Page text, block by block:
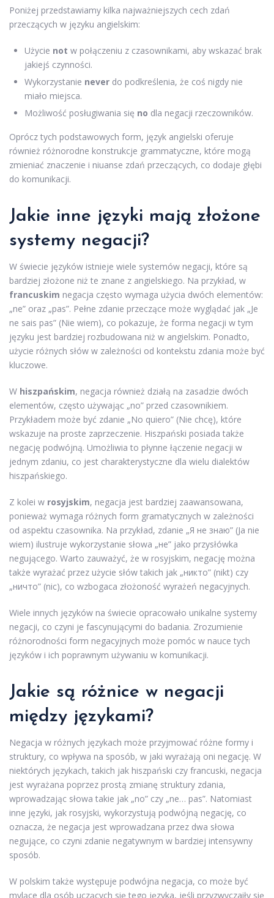
Poniżej przedstawiamy kilka najważniejszych cech zdań
przeczących w języku angielskim:
Użycie not w połączeniu z czasownikami, aby wskazać brak
jakiejś czynności.
Wykorzystanie never do podkreślenia, że coś nigdy nie
miało miejsca.
Możliwość posługiwania się no dla negacji rzeczowników.
Oprócz tych podstawowych form, język angielski oferuje
również różnorodne konstrukcje grammatyczne, które mogą
zmieniać znaczenie i niuanse zdań przeczących, co dodaje głębi
do komunikacji.
Jakie inne języki mają złożone
systemy negacji?
W świecie języków istnieje wiele systemów negacji, które są
bardziej złożone niż te znane z angielskiego. Na przykład, w
francuskim negacja często wymaga użycia dwóch elementów:
„ne” oraz „pas”. Pełne zdanie przeczące może wyglądać jak „Je
ne sais pas” (Nie wiem), co pokazuje, że forma negacji w tym
języku jest bardziej rozbudowana niż w angielskim. Ponadto,
użycie różnych słów w zależności od kontekstu zdania może być
kluczowe.
W hiszpańskim, negacja również działą na zasadzie dwóch
elementów, często używając „no” przed czasownikiem.
Przykładem może być zdanie „No quiero” (Nie chcę), które
wskazuje na proste zaprzeczenie. Hiszpański posiada także
negację podwójną. Umożliwia to płynne łączenie negacji w
jednym zdaniu, co jest charakterystyczne dla wielu dialektów
hiszpańskiego.
Z kolei w rosyjskim, negacja jest bardziej zaawansowana,
ponieważ wymaga różnych form gramatycznych w zależności
od aspektu czasownika. Na przykład, zdanie „Я не знаю” (Ja nie
wiem) ilustruje wykorzystanie słowa „не” jako przysłówka
negującego. Warto zauważyć, że w rosyjskim, negację można
także wyrażać przez użycie słów takich jak „никто” (nikt) czy
„ничто” (nic), co wzbogaca złożoność wyrażeń negacyjnych.
Wiele innych języków na świecie opracowało unikalne systemy
negacji, co czyni je fascynującymi do badania. Zrozumienie
różnorodności form negacyjnych może pomóc w nauce tych
języków i ich poprawnym używaniu w komunikacji.
Jakie są różnice w negacji
między językami?
Negacja w różnych językach może przyjmować różne formy i
struktury, co wpływa na sposób, w jaki wyrażają oni negację. W
niektórych językach, takich jak hiszpański czy francuski, negacja
jest wyrażana poprzez prostą zmianę struktury zdania,
wprowadzając słowa takie jak „no” czy „ne… pas”. Natomiast
inne języki, jak rosyjski, wykorzystują podwójną negację, co
oznacza, że negacja jest wprowadzana przez dwa słowa
negujące, co czyni zdanie negatywnym w bardziej intensywny
sposób.
W polskim także występuje podwójna negacja, co może być
mylące dla osób uczących się tego języka, jeśli przyzwyczaiły się